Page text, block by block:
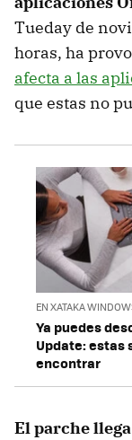
Tueday de
horas, ha
afecta a las
que estas no
EN XATAKA
Ya puedes
Update: estas
encontrar
El parche